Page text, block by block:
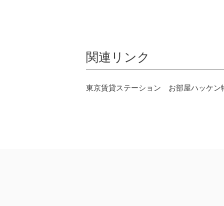
関連リンク
東京賃貸ステーション お部屋ハッケン